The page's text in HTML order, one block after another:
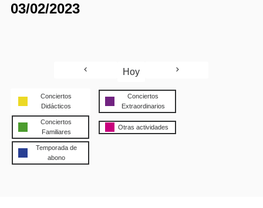
03/02/2023
Hoy
Conciertos
Didácticos
Conciertos
Extraordinarios
Conciertos
Familiares
Otras actividades
Temporada de
abono